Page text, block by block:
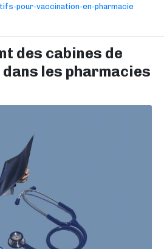
pour-vaccination-en-pharmacie
des cabines de
les pharmacies